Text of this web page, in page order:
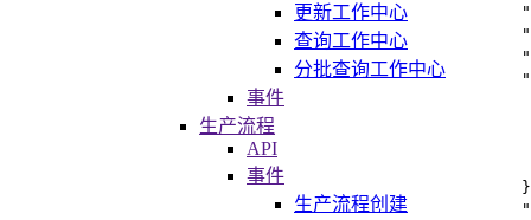
更新工作中心
查询工作中心
分批查询工作中心
事件
生产流程
API
事件
生产流程创建
}